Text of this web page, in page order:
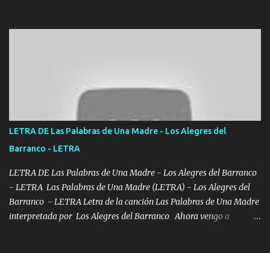
verde se le extraña pa que sepan Aquí Pura GENTE DE LA RANA 🐸
POR CLAVE ES EL CALI 4 EN LA CIUDAD TIJUANA Música Al
tirante andamos mi carnal atento a cualquier necesidad no porque
se ve limpio el camino nos confiamos al andar y nunca con la
misma piedra me vuelvo a tropezar Cuando ando de enamorado
en corto me tiró a per...
LETRA DE Las Palabras de Una Madre - Los Alegres del
Barranco - LETRA
LETRA DE Las Palabras de Una Madre - Los Alegres del Barranco
- LETRA Las Palabras de Una Madre (LETRA) - Los Alegres del
Barranco - LETRA Letra de la canción Las Palabras de Una Madre
interpretada por Los Alegres del Barranco Ahora vengo a